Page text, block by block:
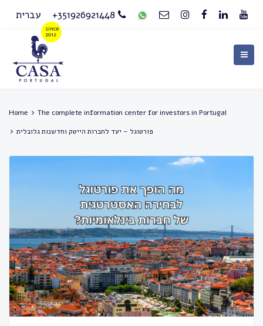
עברית +351926921448
Home
The complete information center for investors in Portugal
פורטוגל – יעד לחברות הייטק וחדשנות גלובלית